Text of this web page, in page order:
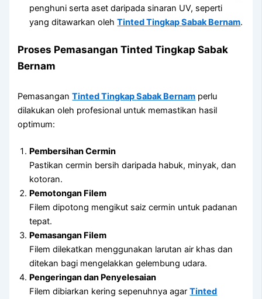
penghuni serta aset daripada sinaran UV, seperti
yang ditawarkan olehTinted Tingkap Sabak Bernam.
Proses Pemasangan Tinted Tingkap Sabak
Bernam
PemasanganTinted Tingkap Sabak Bernam perlu
dilakukan oleh profesional untuk memastikan hasil
optimum:
Pembersihan Cermin
Pastikan cermin bersih daripada habuk, minyak, dan
kotoran.
Pemotongan Filem
Filem dipotong mengikut saiz cermin untuk padanan
tepat.
Pemasangan Filem
Filem dilekatkan menggunakan larutan air khas dan
ditekan bagi mengelakkan gelembung udara.
Pengeringan dan Penyelesaian
Filem dibiarkan kering sepenuhnya agarTinted